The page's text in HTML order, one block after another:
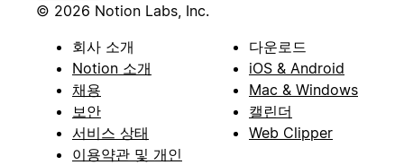
© 2026 Notion Labs, Inc.
회사 소개
Notion 소개
채용
보안
서비스 상태
이용약관 및 개인
다운로드
iOS & Android
Mac & Windows
캘린더
Web Clipper